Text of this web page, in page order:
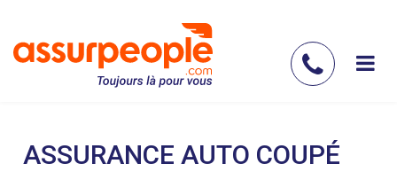
contenu
nous
ASSURANCE AUTO COUPÉ